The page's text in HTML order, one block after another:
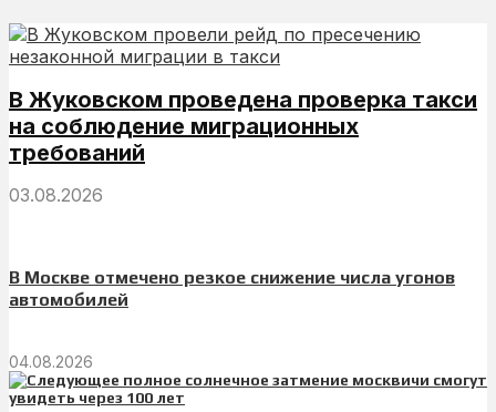
В Жуковском проведена проверка такси
на соблюдение миграционных
требований
03.08.2026
В Москве отмечено резкое снижение числа угонов
автомобилей
04.08.2026